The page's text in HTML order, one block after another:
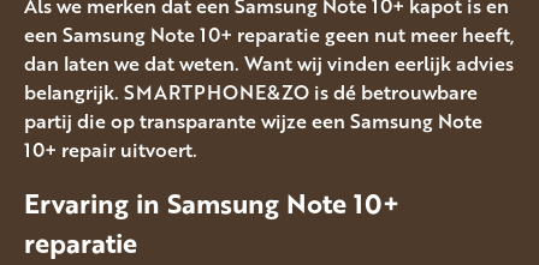
Als we merken dat een Samsung Note 10+ kapot is en
een Samsung Note 10+ reparatie geen nut meer heeft,
dan laten we dat weten. Want wij vinden eerlijk advies
belangrijk. SMARTPHONE&ZO is dé betrouwbare
partij die op transparante wijze een Samsung Note
10+ repair uitvoert.
Ervaring in Samsung Note 10+
reparatie